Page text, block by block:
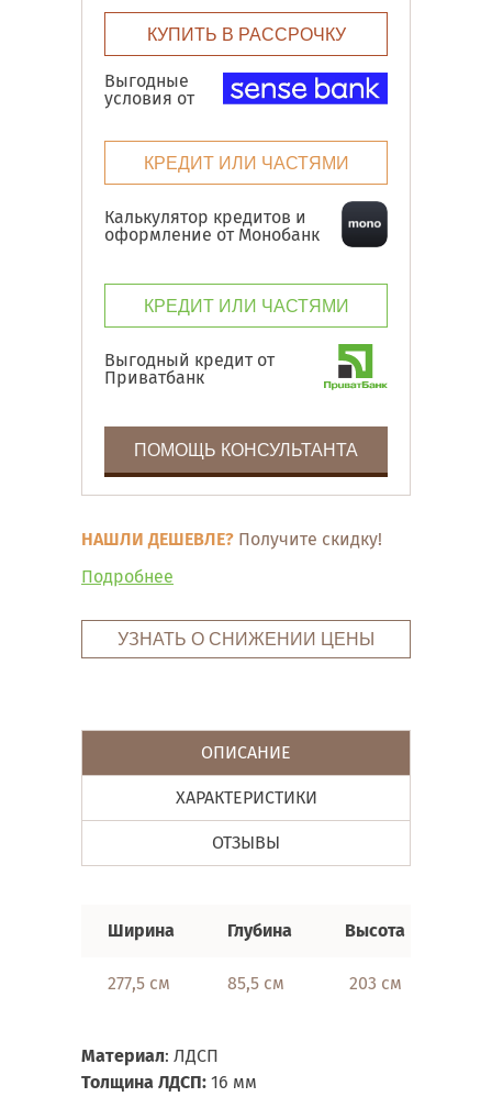
КУПИТЬ В РАССРОЧКУ
Выгодные
условия от
КРЕДИТ ИЛИ ЧАСТЯМИ
Калькулятор кредитов и
оформление от Монобанк
КРЕДИТ ИЛИ ЧАСТЯМИ
Выгодный кредит от
Приватбанк
ПОМОЩЬ КОНСУЛЬТАНТА
НАШЛИ ДЕШЕВЛЕ? Получите скидку!
Подробнее
УЗНАТЬ О СНИЖЕНИИ ЦЕНЫ
ОПИСАНИЕ
ХАРАКТЕРИСТИКИ
ОТЗЫВЫ
Ширина Глубина Высота
277,5 см 85,5 см 203 см
Материал: ЛДСП
Толщина ЛДСП: 16 мм